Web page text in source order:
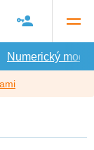
Numerický model